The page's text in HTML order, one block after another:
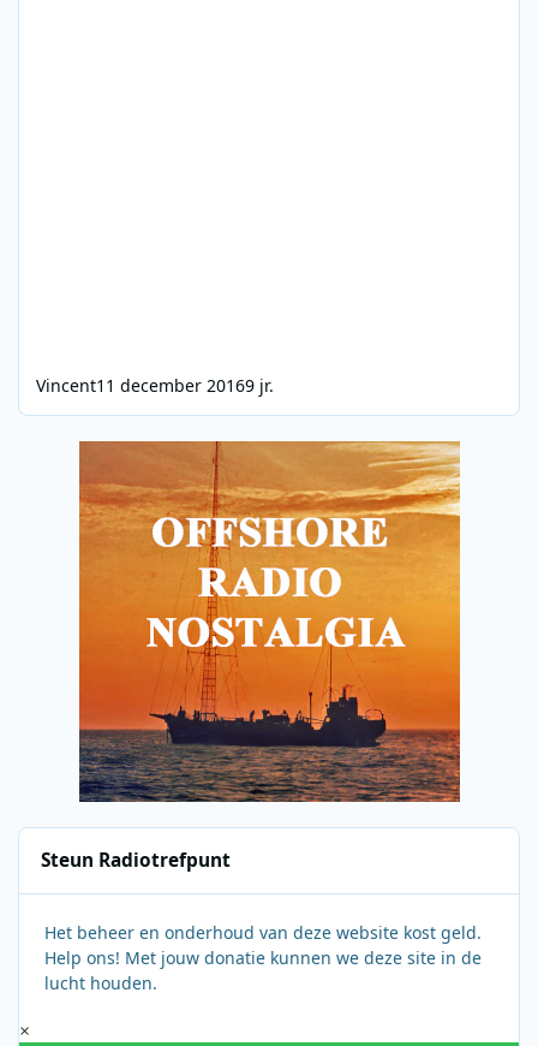
Vincent11 december 20169 jr.
Steun Radiotrefpunt
Het beheer en onderhoud van deze website kost geld.
Help ons! Met jouw donatie kunnen we deze site in de
lucht houden.